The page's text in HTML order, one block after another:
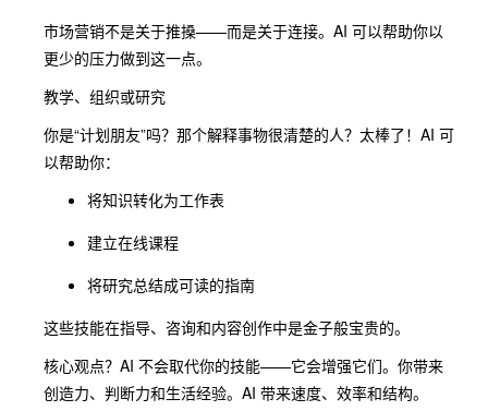
市场营销不是关于推搡——而是关于连接。AI 可以帮助你以
更少的压力做到这一点。
教学、组织或研究
你是“计划朋友”吗？那个解释事物很清楚的人？太棒了！AI 可
以帮助你：
将知识转化为工作表
建立在线课程
将研究总结成可读的指南
这些技能在指导、咨询和内容创作中是金子般宝贵的。
核心观点？AI 不会取代你的技能——它会增强它们。你带来
创造力、判断力和生活经验。AI 带来速度、效率和结构。